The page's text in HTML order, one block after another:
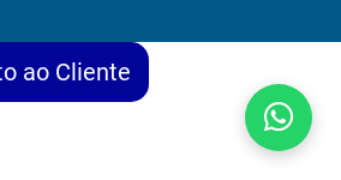
ao Cliente